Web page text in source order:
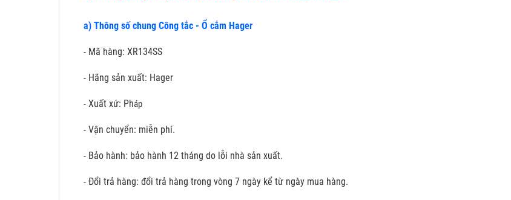
a) Thông số chung Công tắc - Ổ cắm Hager
- Mã hàng: XR134SS
- Hãng sản xuất: Hager
- Xuất xứ: Pháp
- Vận chuyển: miễn phí.
- Bảo hành: bảo hành 12 tháng do lỗi nhà sản xuất.
- Đổi trả hàng: đổi trả hàng trong vòng 7 ngày kể từ ngày mua hàng.